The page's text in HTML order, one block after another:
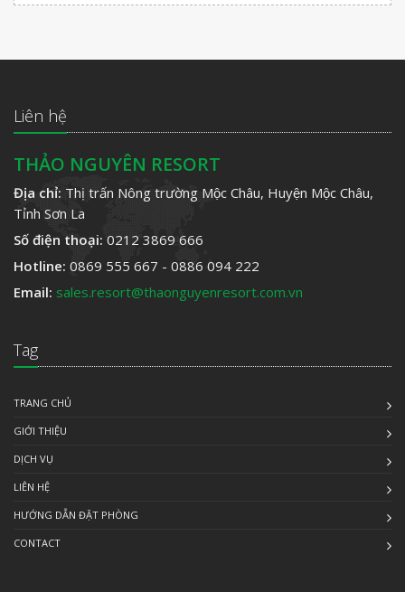
Liên hệ
THẢO NGUYÊN RESORT
Địa chỉ: Thị trấn Nông trường Mộc Châu, Huyện Mộc Châu,
Tỉnh Sơn La
Số điện thoại: 0212 3869 666
Hotline: 0869 555 667 - 0886 094 222
Email: sales.resort@thaonguyenresort.com.vn
Tag
TRANG CHỦ
GIỚI THIỆU
DỊCH VỤ
LIÊN HỆ
HƯỚNG DẪN ĐẶT PHÒNG
CONTACT